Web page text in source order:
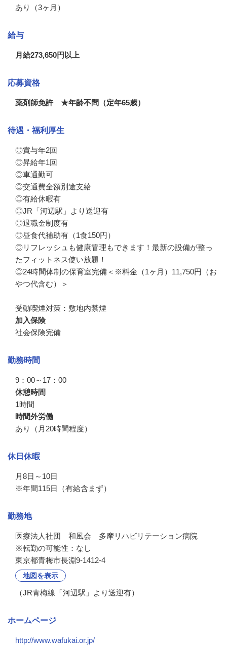
あり（3ヶ月）
給与
月給273,650円以上
応募資格
薬剤師免許 ★年齢不問（定年65歳）
待遇・福利厚生
◎賞与年2回
◎昇給年1回
◎車通勤可
◎交通費全額別途支給
◎有給休暇有
◎JR「河辺駅」より送迎有
◎退職金制度有
◎昼食代補助有（1食150円）
◎リフレッシュも健康管理もできます！最新の設備が整っ
たフィットネス使い放題！
◎24時間体制の保育室完備＜※料金（1ヶ月）11,750円（お
やつ代含む）＞
受動喫煙対策：敷地内禁煙
加入保険
社会保険完備
勤務時間
9：00～17：00
休憩時間
1時間
時間外労働
あり（月20時間程度）
休日休暇
月8日～10日
※年間115日（有給含まず）
勤務地
医療法人社団　和風会　多摩リハビリテーション病院
※転勤の可能性：なし
東京都青梅市長淵9-1412-4
地図を表示
（JR青梅線「河辺駅」より送迎有）
ホームページ
http://www.wafukai.or.jp/